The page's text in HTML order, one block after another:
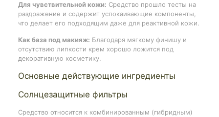
Для чувствительной кожи: Средство прошло тесты на
раздражение и содержит успокаивающие компоненты,
что делает его подходящим даже для реактивной кожи.
Как база под макияж: Благодаря мягкому финишу и
отсутствию липкости крем хорошо ложится под
декоративную косметику.
Основные действующие ингредиенты
Солнцезащитные фильтры
Средство относится к комбинированным (гибридным)